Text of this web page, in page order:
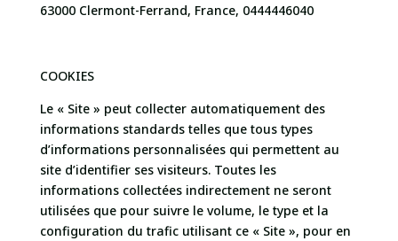
63000 Clermont-Ferrand, France, 0444446040
COOKIES
Le « Site » peut collecter automatiquement des
informations standards telles que tous types
d’informations personnalisées qui permettent au
site d’identifier ses visiteurs. Toutes les
informations collectées indirectement ne seront
utilisées que pour suivre le volume, le type et la
configuration du trafic utilisant ce « Site », pour en